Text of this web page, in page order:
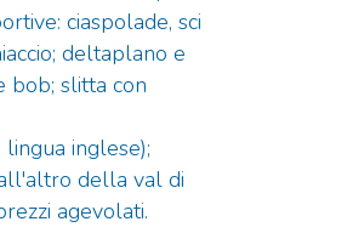
ciaspolade, sci
deltaplano e
bob; slitta con
inglese);
della val di
agevolati.